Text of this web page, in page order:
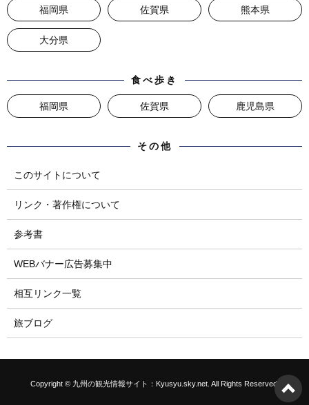
福岡県 佐賀県 熊本県
大分県
食べ歩き
福岡県 佐賀県 鹿児島県
その他
このサイトについて
リンク・著作権について
参考書
WEBバナー広告募集中
相互リンク一覧
旅ブログ
Copyright © 九州の観光情報サイト：Kyusyu.sky.net. All Rights Reserved.